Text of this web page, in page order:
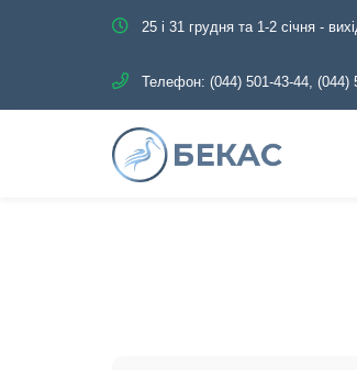
25 і 31 грудня та 1-2 січня -
Телефон: (044) 501-43-44, (044)